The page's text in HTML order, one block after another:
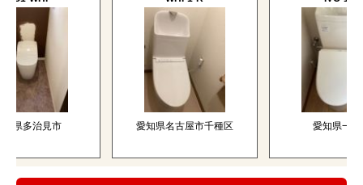
治見市 愛知県名古屋市千種区 愛知県一宮市